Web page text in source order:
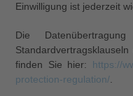
Einwilligung ist jederzeit
Die
finden Sie hier: https://
protection-regulation/